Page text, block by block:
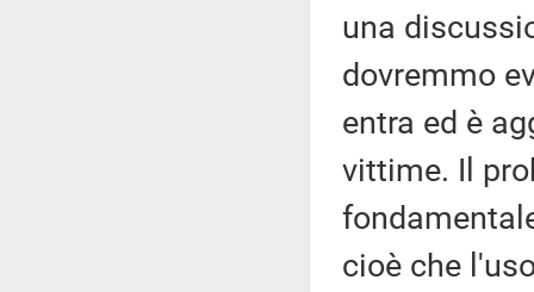
una
dovremmo
entra ed è
vittime. Il
cioè che